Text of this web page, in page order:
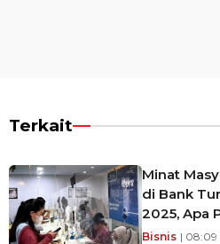
Terkait
Minat
di Bank
2025, Apa
Bisnis | 08:09